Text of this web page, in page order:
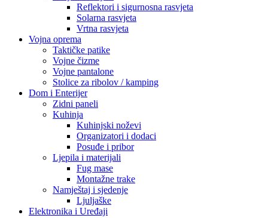
Montažne trake
Namještaj i sjedenje
Ljuljaške
Elektronika i Uređaji
Audio oprema
Bluetooth zvučnici
Mobiteli i dodaci
Maskice i zaštite
Memorijske kartice
Pametni uređaji
Pametne kamere i sigurnosni uređaji
Pametni satovi
Građevinska oprema
HTZ Oprema
Radne patike
Odijela i kombinezoni
Naočale i zaštita lica
Maske i respiratori
Kacige i viziri
Video Nadzor